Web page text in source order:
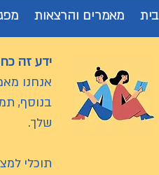
בית מאמרים והרצאות
ידע זה
אנחנו
בנוסף,
שלך.
תוכלי